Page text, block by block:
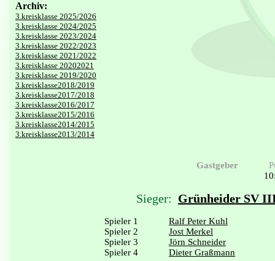
Archiv:
3.kreisklasse 2025/2026
3.kreisklasse 2024/2025
3.kreisklasse 2023/2024
3.kreisklasse 2022/2023
3.kreisklasse 2021/2022
3.kreisklasse 20202021
3.kreisklasse 2019/2020
3.kreisklasse2018/2019
3.kreisklasse2017/2018
3.kreisklasse2016/2017
3.kreisklasse2015/2016
3.kreisklasse2014/2015
3.kreisklasse2013/2014
Gastgeber
Sieger: Grünheider SV
Spieler 1
Ralf Peter Kuhl
Spieler 2
Jost Merkel
Spieler 3
Jörn Schneider
Spieler 4
Dieter Graßmann